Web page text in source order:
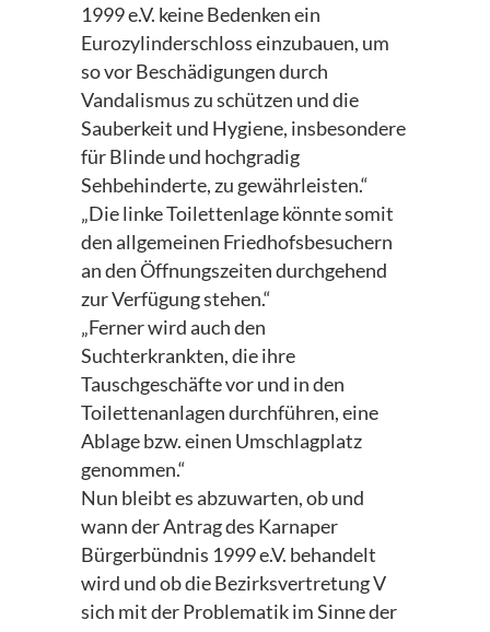
1999 e.V. keine Bedenken ein
Eurozylinderschloss einzubauen, um
so vor Beschädigungen durch
Vandalismus zu schützen und die
Sauberkeit und Hygiene, insbesondere
für Blinde und hochgradig
Sehbehinderte, zu gewährleisten.“
„Die linke Toilettenlage könnte somit
den allgemeinen Friedhofsbesuchern
an den Öffnungszeiten durchgehend
zur Verfügung stehen.“
„Ferner wird auch den
Suchterkrankten, die ihre
Tauschgeschäfte vor und in den
Toilettenanlagen durchführen, eine
Ablage bzw. einen Umschlagplatz
genommen.“
Nun bleibt es abzuwarten, ob und
wann der Antrag des Karnaper
Bürgerbündnis 1999 e.V. behandelt
wird und ob die Bezirksvertretung V
sich mit der Problematik im Sinne der